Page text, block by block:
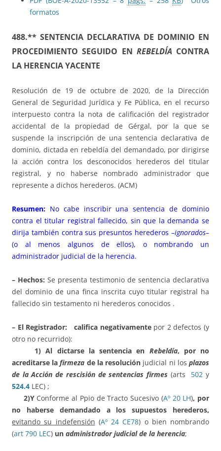
formatos
488.** SENTENCIA DECLARATIVA DE DOMINIO EN
PROCEDIMIENTO SEGUIDO EN REBELDÍA CONTRA
LA HERENCIA YACENTE
Resolución de 19 de octubre de 2020, de la Dirección
General de Seguridad Jurídica y Fe Pública, en el recurso
interpuesto contra la nota de calificación del registrador
accidental de la propiedad de Gérgal, por la que se
suspende la inscripción de una sentencia declarativa de
dominio, dictada en rebeldía del demandado, por dirigirse
la acción contra los desconocidos herederos del titular
registral, y no haberse nombrado administrador que
represente a dichos herederos. (ACM)
Resumen: No cabe inscribir una sentencia de dominio
contra el titular registral fallecido, sin que la demanda se
dirija también contra sus presuntos herederos –ignorados–
(o al menos algunos de ellos), o nombrando un
administrador judicial de la herencia.
– Hechos: Se presenta testimonio de sentencia declarativa
del dominio de una finca inscrita cuyo titular registral ha
fallecido sin testamento ni herederos conocidos .
– El Registrador: califica negativamentepor 2 defectos (y
otro no recurrido):
1) Al dictarse la sentencia en Rebeldía, por no
acreditarse lafirmeza de la resolución judicial ni los plazos
de la Acción de rescisión de sentencias firmes (arts 502 y
524.4 LEC) ;
2)Y Conforme al Ppio de Tracto Sucesivo (Aº 20 LH), por
no haberse demandado a los supuestos herederos,
evitando su indefensión (Aº 24 CE78) o bien nombrando
(art 790 LEC) un administrador judicial de la herencia;